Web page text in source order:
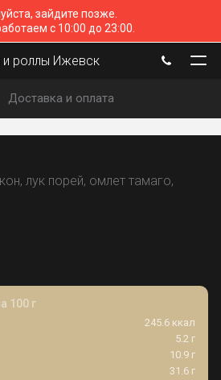
зайдите позже.
с 10:00 до 23:00.
и роллы Ижевск
Доставка и оплата
лук порей, омлет тамаго,
100 г
245.6 ккал
5.2 г
10.9 г
31.6 г